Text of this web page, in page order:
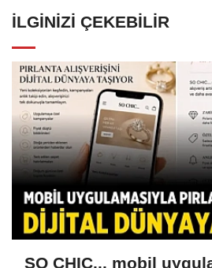
İLGINIZI ÇEKEBILIR
SO CHIC... mobil